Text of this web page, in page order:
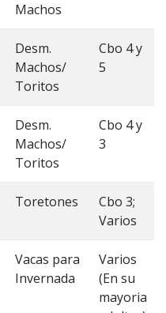
Machos
Desm.
Machos/
Toritos
Cbo 4 y
5
Desm.
Machos/
Toritos
Cbo 4 y
3
Toretones
Cbo 3;
Varios
Vacas para
Invernada
Varios
(En su
mayoria